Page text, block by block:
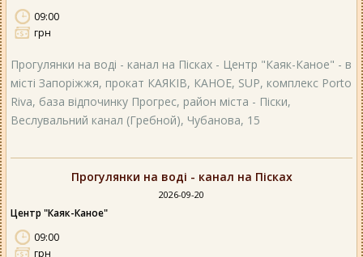
09:00
грн
Прогулянки на воді - канал на Пісках - Центр "Каяк-Каное" - в
місті Запоріжжя, прокат КАЯКІВ, КАНОЕ, SUP, комплекс Porto
Riva, база відпочинку Прогрес, район міста - Піски,
Веслувальний канал (Гребной), Чубанова, 15
Прогулянки на воді - канал на Пісках
2026-09-20
Центр "Каяк-Каное"
09:00
грн